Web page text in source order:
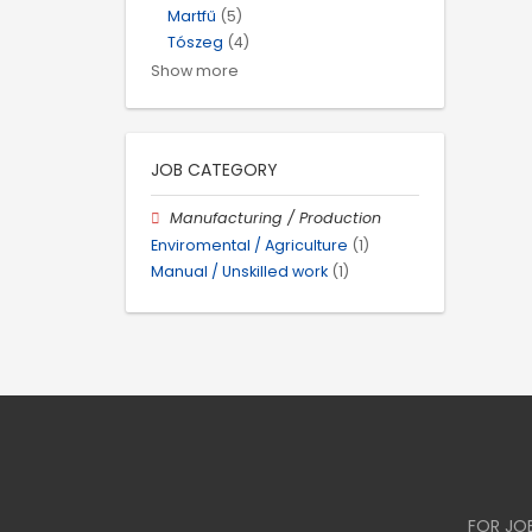
Martfű (5)
Tószeg (4)
Show more
JOB CATEGORY
Manufacturing / Production
Enviromental / Agriculture (1)
Manual / Unskilled work (1)
FOR